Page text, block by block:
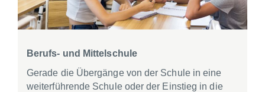
Berufs- und Mittelschule
Gerade die Übergänge von der Schule in eine
weiterführende Schule oder der Einstieg in die